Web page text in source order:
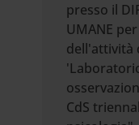
presso il
UMANE
dell'attività
CdS